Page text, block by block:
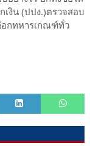
งิน (ปปง.)ตรวจสอบ
อกทหารเกณฑ์ทั่ว